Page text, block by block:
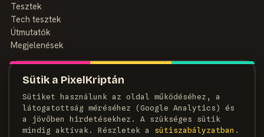
Sütik a PixelKriptán
Sütiket használunk az oldal működéséhez, a
látogatottság méréséhez (Google Analytics) és
a jövőben hirdetésekhez. A szükséges sütik
mindig aktívak. Részletek a
süti­szabályzatban .
Tesztek
Tech tesztek
Útmutatók
Megjelenések
MAGAZIN
Szerzők
Médiaajánlat
Kapcsolat